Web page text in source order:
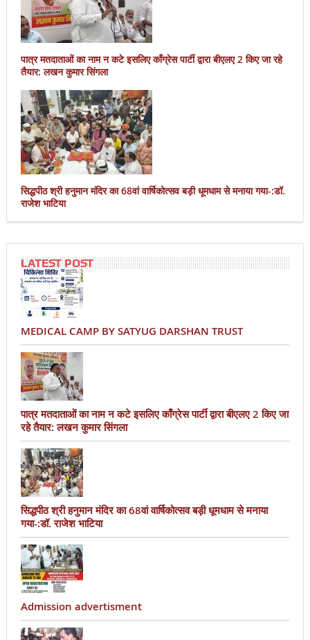
पात्र मतदाताओं का नाम न कटे इसलिए काँग्रेस पार्टी द्वारा बीएलए 2 किए जा रहे
तैयार: लखन कुमार सिंगला
सिद्धपीठ श्री हनुमान मंदिर का 68वां वार्षिकोत्सव बड़ी धूमधाम से मनाया गया-:डॉ.
राजेश भाटिया
LATEST POST
MEDICAL CAMP BY SATYUG DARSHAN TRUST
पात्र मतदाताओं का नाम न कटे इसलिए काँग्रेस पार्टी द्वारा बीएलए 2 किए जा
रहे तैयार: लखन कुमार सिंगला
सिद्धपीठ श्री हनुमान मंदिर का 68वां वार्षिकोत्सव बड़ी धूमधाम से मनाया
गया-:डॉ. राजेश भाटिया
Admission advertisment